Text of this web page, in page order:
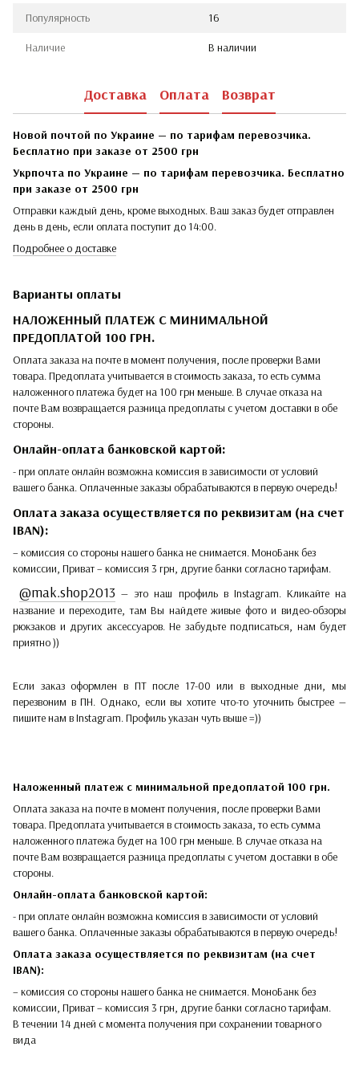
Популярность 16
Наличие В наличии
Доставка Оплата Возврат
Новой почтой по Украине — по тарифам перевозчика.
Бесплатно при заказе от 2500 грн
Укрпочта по Украине — по тарифам перевозчика. Бесплатно
при заказе от 2500 грн
Отправки каждый день, кроме выходных. Ваш заказ будет отправлен
день в день, если оплата поступит до 14:00.
Подробнее о доставке
Варианты оплаты
НАЛОЖЕННЫЙ ПЛАТЕЖ С МИНИМАЛЬНОЙ
ПРЕДОПЛАТОЙ 100 ГРН.
Оплата заказа на почте в момент получения, после проверки Вами
товара. Предоплата учитывается в стоимость заказа, то есть сумма
наложенного платежа будет на 100 грн меньше. В случае отказа на
почте Вам возвращается разница предоплаты с учетом доставки в обе
стороны.
Онлайн-оплата банковской картой:
- при оплате онлайн возможна комиссия в зависимости от условий
вашего банка. Оплаченные заказы обрабатываются в первую очередь!
Оплата заказа осуществляется по реквизитам (на счет
IBAN):
– комиссия со стороны нашего банка не снимается. МоноБанк без
комиссии, Приват – комиссия 3 грн, другие банки согласно тарифам.
@mak.shop2013 — это наш профиль в Instagram. Кликайте на
название и переходите, там Вы найдете живые фото и видео-обзоры
рюкзаков и других аксессуаров. Не забудьте подписаться, нам будет
приятно ))
Если заказ оформлен в ПТ после 17-00 или в выходные дни, мы
перезвоним в ПН. Однако, если вы хотите что-то уточнить быстрее —
пишите нам в Instagram. Профиль указан чуть выше =))
Наложенный платеж с минимальной предоплатой 100 грн.
Оплата заказа на почте в момент получения, после проверки Вами
товара. Предоплата учитывается в стоимость заказа, то есть сумма
наложенного платежа будет на 100 грн меньше. В случае отказа на
почте Вам возвращается разница предоплаты с учетом доставки в обе
стороны.​​
Онлайн-оплата банковской картой:
- при оплате онлайн возможна комиссия в зависимости от условий
вашего банка. Оплаченные заказы обрабатываются в первую очередь!
Оплата заказа осуществляется по реквизитам (на счет
IBAN):
– комиссия со стороны нашего банка не снимается. МоноБанк без
комиссии, Приват – комиссия 3 грн, другие банки согласно тарифам.
В течении 14 дней с момента получения при сохранении товарного
вида